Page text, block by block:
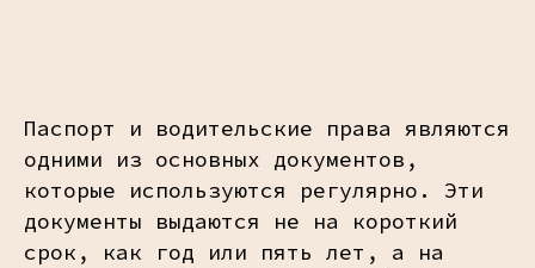
Паспорт и водительские права являются
одними из основных документов,
которые используются регулярно. Эти
документы выдаются не на короткий
срок, как год или пять лет, а на